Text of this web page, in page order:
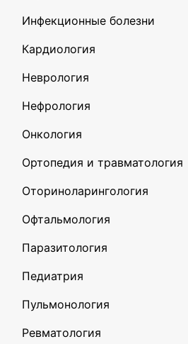
Инфекционные болезни
Кардиология
Неврология
Нефрология
Онкология
Ортопедия и травматология
Оториноларингология
Офтальмология
Паразитология
Педиатрия
Пульмонология
Ревматология